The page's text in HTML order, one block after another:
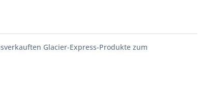
Glacier-Express-Produkte zum